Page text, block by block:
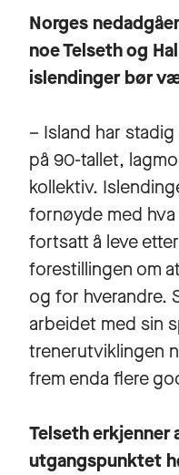
Norges
noe Telseth og
islendinger bør
– Island har
på 90-tallet,
kollektiv.
fornøyde med
fortsatt å leve
forestillingen om
og for hverandre.
arbeidet med sin
trenerutviklingen
frem enda flere
Telseth
utgangspunktet